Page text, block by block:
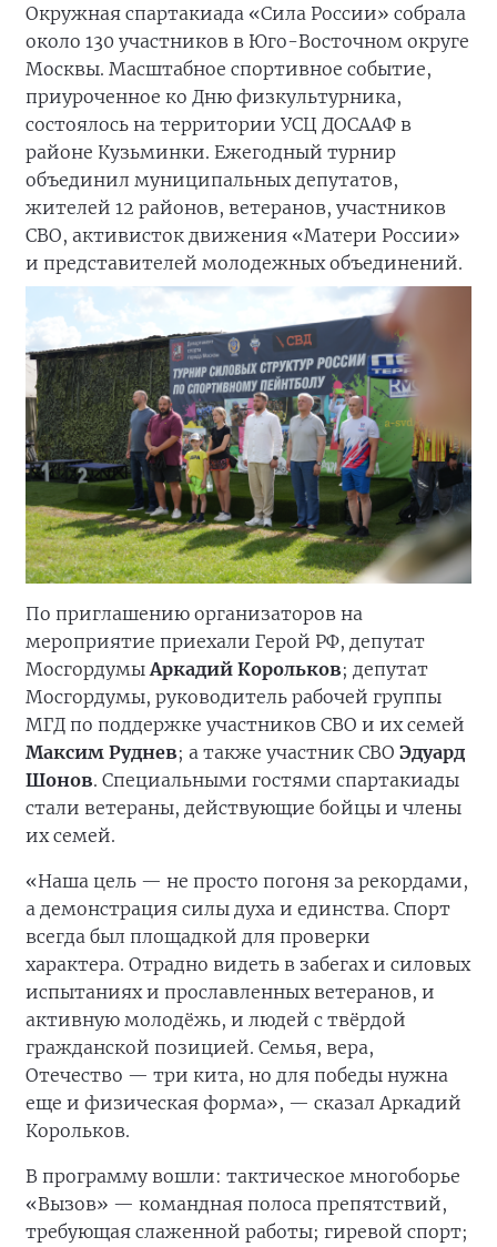
Окружная спартакиада «Сила России» собрала
около 130 участников в Юго-Восточном округе
Москвы. Масштабное спортивное событие,
приуроченное ко Дню физкультурника,
состоялось на территории УСЦ ДОСААФ в
районе Кузьминки. Ежегодный турнир
объединил муниципальных депутатов,
жителей 12 районов, ветеранов, участников
СВО, активисток движения «Матери России»
и представителей молодежных объединений.
По приглашению организаторов на
мероприятие приехали Герой РФ, депутат
МосгордумыАркадий Корольков; депутат
Мосгордумы, руководитель рабочей группы
МГД по поддержке участников СВО и их семей
Максим Руднев; а также участник СВО Эдуард
Шонов. Специальными гостями спартакиады
стали ветераны, действующие бойцы и члены
их семей.
«Наша цель — не просто погоня за рекордами,
а демонстрация силы духа и единства. Спорт
всегда был площадкой для проверки
характера. Отрадно видеть в забегах и силовых
испытаниях и прославленных ветеранов, и
активную молодёжь, и людей с твёрдой
гражданской позицией. Семья, вера,
Отечество — три кита, но для победы нужна
еще и физическая форма», — сказал Аркадий
Корольков.
В программу вошли: тактическое многоборье
«Вызов» — командная полоса препятствий,
требующая слаженной работы; гиревой спорт;